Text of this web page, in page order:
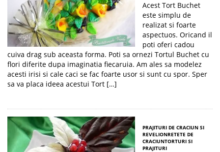
Acest Tort Buchet
este simplu de
realizat si foarte
aspectuos. Oricand il
poti oferi cadou
cuiva drag sub aceasta forma. Poti sa ornezi Tortul Buchet cu
flori diferite dupa imaginatia fiecaruia. Am ales sa modelez
acesti irisi si cale caci se fac foarte usor si sunt cu spor. Sper
sa va placa ideea acestui Tort […]
PRAJITURI DE CRACIUN SI
REVELIONRETETE DE
CRACIUNTORTURI SI
PRAJITURI